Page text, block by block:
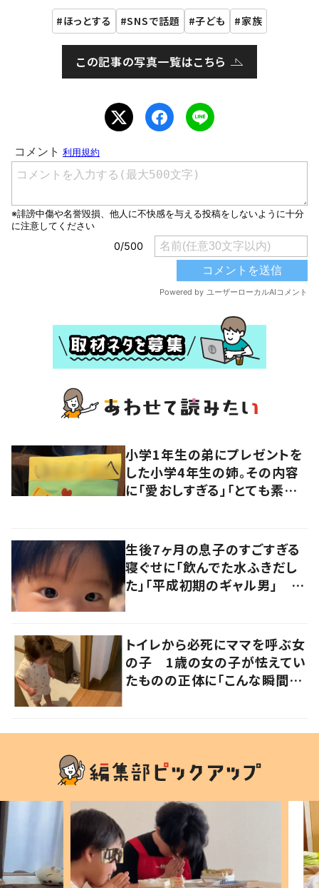
ほっとする SNSで話題 子ども 家族
この記事の写真一覧はこちら
小学1年生の弟にプレゼントを
した小学4年生の姉。その内容
に「愛おしすぎる」「とても素敵
生後7ヶ月の息子のすごすぎる
寝ぐせに「飲んでた水ふきだし
た」「平成初期のギャル男」 実
トイレから必死にママを呼ぶ女
の子 1歳の女の子が怯えてい
たものの正体に「こんな瞬間